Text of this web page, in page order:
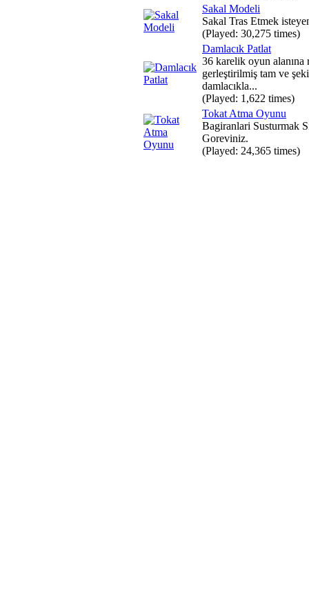
Sakal Modeli
Sakal Tras Etmek
(Played: 30,275 times)
Damlacık Patlat
36 karelik oyun alanına
gerleştirilmiş tam ve
damlacıkla...
(Played: 1,622 times)
Tokat Atma Oyunu
Bagiranlari Susturmak
Goreviniz.
(Played: 24,365 times)